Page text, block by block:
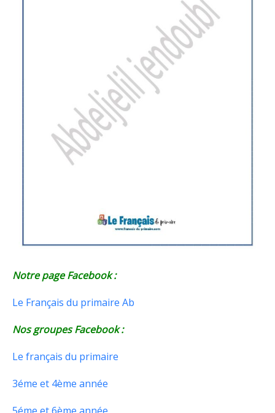
Notre page Facebook :
Le Français du primaire Ab
Nos groupes Facebook :
Le français du primaire
3éme et 4ème année